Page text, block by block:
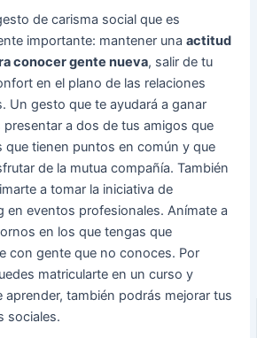
de carisma social que es
importante: mantener unaactitud
conocer gente nueva, salir de tu
en el plano de las relaciones
Un gesto que te ayudará a ganar
presentar a dos de tus amigos que
que tienen puntos en común y que
de la mutua compañía. También
a tomar la iniciativa de
en eventos profesionales. Anímate a
en los que tengas que
con gente que no conoces. Por
matricularte en un curso y
aprender, también podrás mejorar tus
sociales.